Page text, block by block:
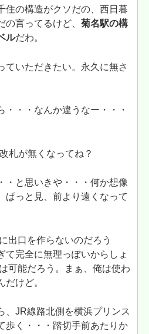
住の構造がクソだの、西日暮
の言ってるけど、菊名駅の構
ルだわ。
ていただきたい。永久に無さ
・・・なんか違うなー・・・
札が無くなってね？
・と思いきや・・・何か想像
ぱっと見、前より遠くなって
出口を作らないのだろう
て完全に無理っぽいからしょ
可能だろう。まぁ、俺は使わ
だけど。
、JR線路北側を横浜プリンス
歩く・・・踏切手前あたりか